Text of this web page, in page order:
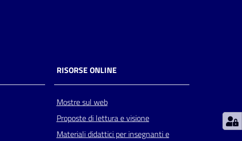
RISORSE ONLINE
Mostre sul web
Proposte di lettura e visione
Materiali didattici per insegnanti e